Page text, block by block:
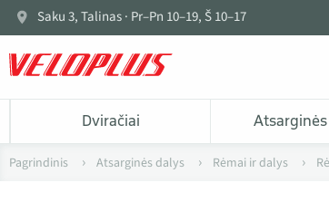
Saku 3, Talinas · Pr–Pn 10–19, Š 10–17
Dviračiai
Pagrindinis Atsarginės dalys Rėmai ir dalys